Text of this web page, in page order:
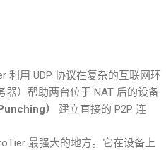
利用 UDP 协议在复杂的互联网环
器）帮助两台位于 NAT 后的设备
） 建立直接的 P2P 连
最强大的地方。它在设备上